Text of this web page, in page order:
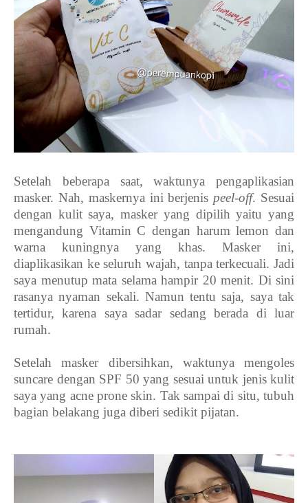
Setelah beberapa saat, waktunya pengaplikasian
masker. Nah, maskernya ini berjenis peel-off. Sesuai
dengan kulit saya, masker yang dipilih yaitu yang
mengandung Vitamin C dengan harum lemon dan
warna kuningnya yang khas. Masker ini,
diaplikasikan ke seluruh wajah, tanpa terkecuali. Jadi
saya menutup mata selama hampir 20 menit. Di sini
rasanya nyaman sekali. Namun tentu saja, saya tak
tertidur, karena saya sadar sedang berada di luar
rumah.
Setelah masker dibersihkan, waktunya mengoles
suncare dengan SPF 50 yang sesuai untuk jenis kulit
saya yang acne prone skin. Tak sampai di situ, tubuh
bagian belakang juga diberi sedikit pijatan.